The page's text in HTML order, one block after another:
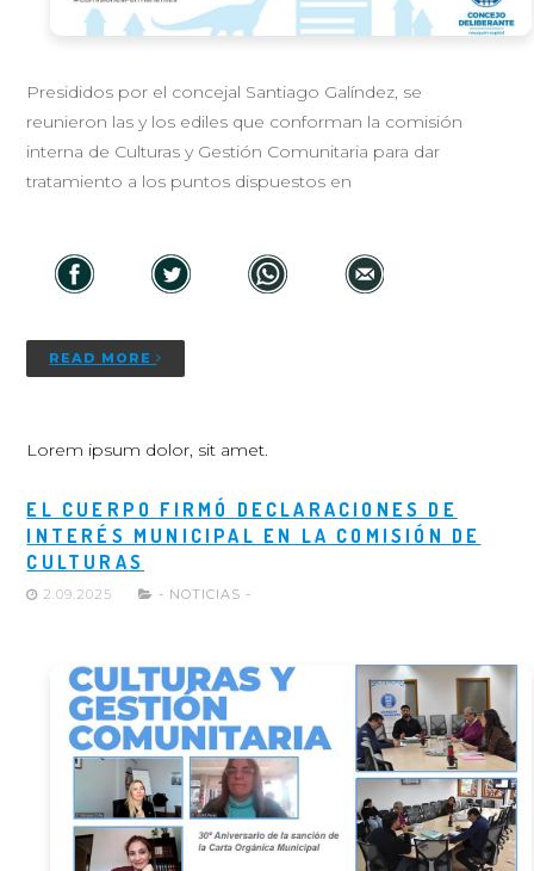
Presididos por el concejal Santiago Galíndez, se
reunieron las y los ediles que conforman la comisión
interna de Culturas y Gestión Comunitaria para dar
tratamiento a los puntos dispuestos en
READ MORE
Lorem ipsum dolor, sit amet.
EL CUERPO FIRMÓ DECLARACIONES DE
INTERÉS MUNICIPAL EN LA COMISIÓN DE
CULTURAS
2.09.2025 - NOTICIAS -